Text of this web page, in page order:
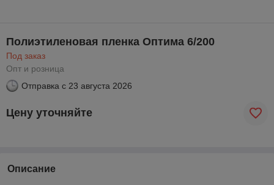
Полиэтиленовая пленка Оптима 6/200
Под заказ
Опт и розница
Отправка с 23 августа 2026
Цену уточняйте
Описание